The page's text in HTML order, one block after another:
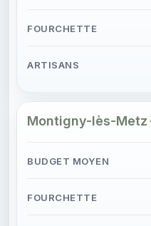
Montigny-lès-Metz